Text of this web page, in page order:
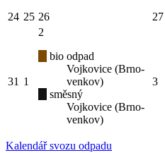
24 25 26 27
31 1
2
bio odpad
Vojkovice (Brno-
venkov)
směsný
Vojkovice (Brno-
venkov)
3
Kalendář svozu odpadu